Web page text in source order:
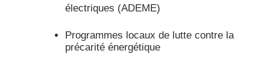
électriques (ADEME)
Programmes locaux de lutte contre la
précarité énergétique​